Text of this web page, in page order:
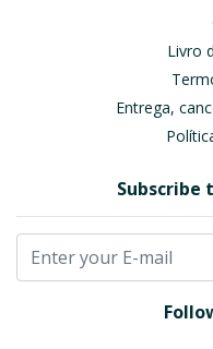
Livro
Entrega,
Subscribe